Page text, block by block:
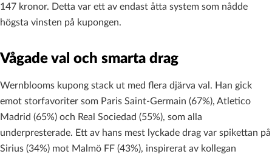
147 kronor. Detta var ett av endast åtta system som nådde
högsta vinsten på kupongen.
Vågade val och smarta drag
Wernblooms kupong stack ut med flera djärva val. Han gick
emot storfavoriter som Paris Saint-Germain (67%), Atletico
Madrid (65%) och Real Sociedad (55%), som alla
underpresterade. Ett av hans mest lyckade drag var spikettan på
Sirius (34%) mot Malmö FF (43%), inspirerat av kollegan